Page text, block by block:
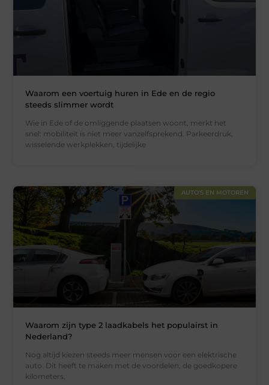
Waarom een voertuig huren in Ede en de regio
steeds slimmer wordt
Wie in Ede of de omliggende plaatsen woont, merkt het
snel: mobiliteit is niet meer vanzelfsprekend. Parkeerdruk,
wisselende werkplekken, tijdelijke
AUTO'S EN MOTOREN
Waarom zijn type 2 laadkabels het populairst in
Nederland?
Nog altijd kiezen steeds meer mensen voor een elektrische
auto. Dit heeft te maken met de voordelen, de goedkopere
kilometers,